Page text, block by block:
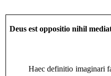
Deus est oppositio nihil
Haec definitio imaginari